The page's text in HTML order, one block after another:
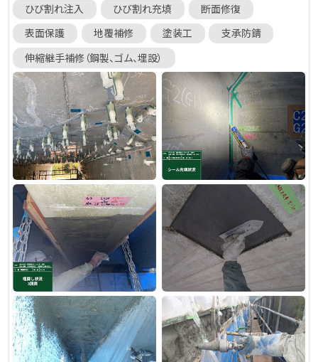
ひび割れ注入 ひび割れ充填 断面修復
表面保護 地覆補修 塗装工 支承防錆
伸縮継手補修（鋼製、ゴム、埋設）